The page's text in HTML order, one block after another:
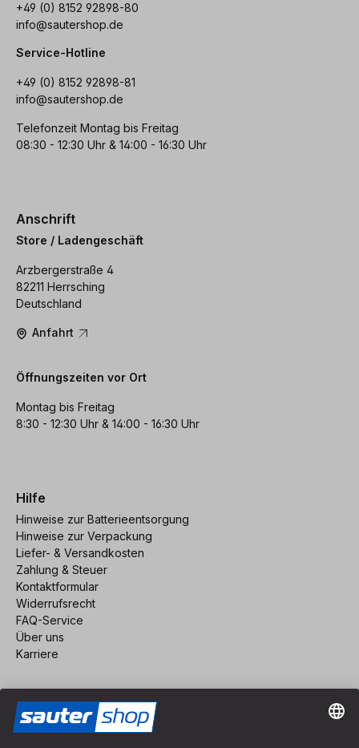
+49 (0) 8152 92898-80
info@sautershop.de
Service-Hotline
+49 (0) 8152 92898-81
info@sautershop.de
Telefonzeit Montag bis Freitag
08:30 - 12:30 Uhr & 14:00 - 16:30 Uhr
Anschrift
Store / Ladengeschäft
Arzbergerstraße 4
82211 Herrsching
Deutschland
Anfahrt
Öffnungszeiten vor Ort
Montag bis Freitag
8:30 - 12:30 Uhr & 14:00 - 16:30 Uhr
Hilfe
Hinweise zur Batterieentsorgung
Hinweise zur Verpackung
Liefer- & Versandkosten
Zahlung & Steuer
Kontaktformular
Widerrufsrecht
FAQ-Service
Über uns
Karriere